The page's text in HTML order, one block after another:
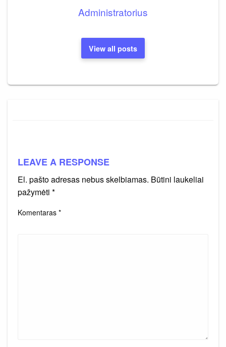
Administratorius
View all posts
LEAVE A RESPONSE
El. pašto adresas nebus skelbiamas. Būtini laukeliai
pažymėti *
Komentaras *